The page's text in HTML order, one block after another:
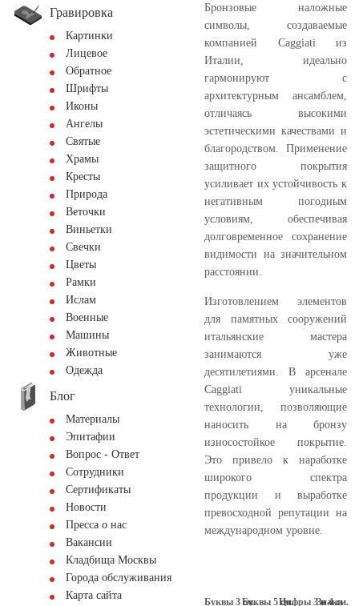
Гравировка
Картинки
Лицевое
Обратное
Шрифты
Иконы
Ангелы
Святые
Храмы
Кресты
Природа
Веточки
Виньетки
Свечки
Цветы
Рамки
Ислам
Военные
Машины
Животные
Одежда
Блог
Материалы
Эпитафии
Вопрос - Ответ
Сотрудники
Сертификаты
Новости
Пресса о нас
Вакансии
Кладбища Москвы
Города обслуживания
Карта сайта
Бронзовые наложные
символы, создаваемые
компанией Caggiati из
Италии, идеально
гармонируют с
архитектурным ансамблем,
отличаясь высокими
эстетическими качествами и
благородством. Применение
защитного покрытия
усиливает их устойчивость к
негативным погодным
условиям, обеспечивая
долговременное сохранение
видимости на значительном
расстоянии.
Изготовлением элементов
для памятных сооружений
итальянские мастера
занимаются уже
десятилетиями. В арсенале
Caggiati уникальные
технологии, позволяющие
наносить на бронзу
износостойкое покрытие.
Это привело к наработке
широкого спектра
продукции и выработке
превосходной репутации на
международном уровне.
Буквы 3 см.Буквы 5 см.Цифры 3 и 4 см.
Знаки